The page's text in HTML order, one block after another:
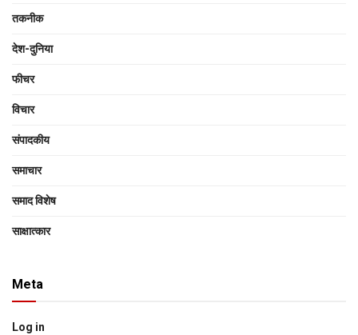
तकनीक
देश-दुनिया
फीचर
विचार
संपादकीय
समाचार
समाद विशेष
साक्षात्‍कार
Meta
Log in